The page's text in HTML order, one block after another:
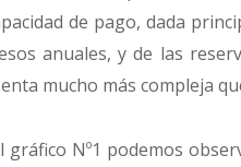
de pago, dada
anuales, y de las
mucho más compleja
gráfico Nº1 podemos